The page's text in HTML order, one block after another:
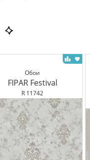
Обои
FIPAR Festival
R 11742